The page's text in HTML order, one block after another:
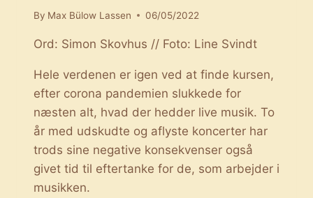
By Max Bülow Lassen 06/05/2022
Ord: Simon Skovhus // Foto: Line Svindt
Hele verdenen er igen ved at finde kursen,
efter corona pandemien slukkede for
næsten alt, hvad der hedder live musik. To
år med udskudte og aflyste koncerter har
trods sine negative konsekvenser også
givet tid til eftertanke for de, som arbejder i
musikken.